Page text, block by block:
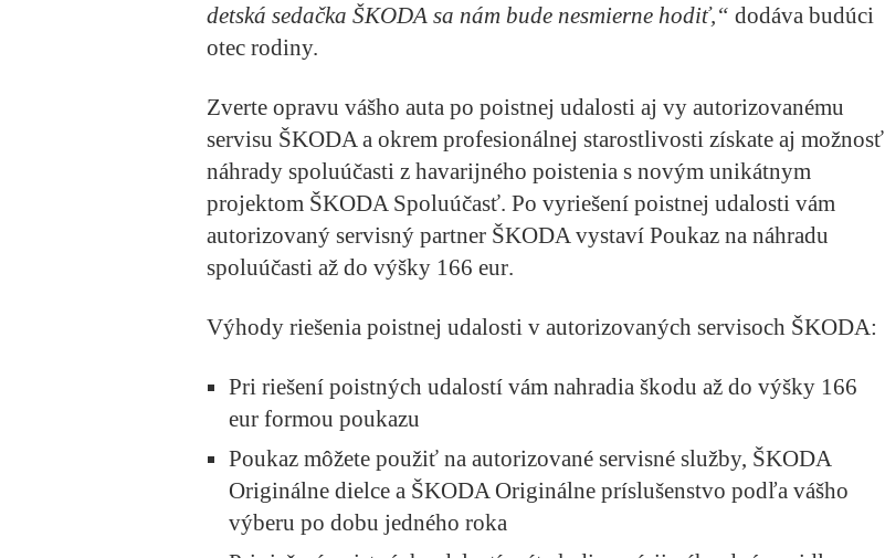
detská sedačka ŠKODA sa nám bude nesmierne hodiť,“ dodáva budúci
otec rodiny.
Zverte opravu vášho auta po poistnej udalosti aj vy autorizovanému
servisu ŠKODA a okrem profesionálnej starostlivosti získate aj možnosť
náhrady spoluúčasti z havarijného poistenia s novým unikátnym
projektom ŠKODA Spoluúčasť. Po vyriešení poistnej udalosti vám
autorizovaný servisný partner ŠKODA vystaví Poukaz na náhradu
spoluúčasti až do výšky 166 eur.
Výhody riešenia poistnej udalosti v autorizovaných servisoch ŠKODA:
Pri riešení poistných udalostí vám nahradia škodu až do výšky 166
eur formou poukazu
Poukaz môžete použiť na autorizované servisné služby, ŠKODA
Originálne dielce a ŠKODA Originálne príslušenstvo podľa vášho
výberu po dobu jedného roka